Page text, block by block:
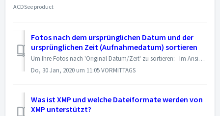
ACDSee product
Fotos nach dem ursprünglichen Datum und der
ursprünglichen Zeit (Aufnahmedatum) sortieren
Um Ihre Fotos nach 'Original Datum/Zeit' zu sortieren: Im Ansichtsmodus klicken Sie auf Ansicht | Sortieren | Mehr. In vorigen Versionen von A...
Do, 30 Jan, 2020 um 11:05 VORMITTAGS
Was ist XMP und welche Dateiformate werden von
XMP unterstützt?